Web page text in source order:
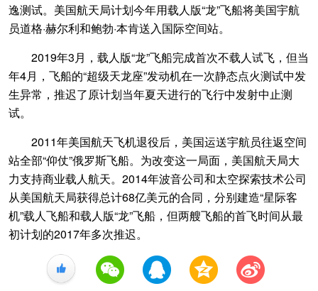
逸测试。美国航天局计划今年用载人版“龙”飞船将美国宇航
员道格·赫尔利和鲍勃·本肯送入国际空间站。
2019年3月，载人版“龙”飞船完成首次不载人试飞，但当
年4月，飞船的“超级天龙座”发动机在一次静态点火测试中发
生异常，推迟了原计划当年夏天进行的飞行中发射中止测
试。
2011年美国航天飞机退役后，美国运送宇航员往返空间
站全部“仰仗”俄罗斯飞船。为改变这一局面，美国航天局大
力支持商业载人航天。2014年波音公司和太空探索技术公司
从美国航天局获得总计68亿美元的合同，分别建造“星际客
机”载人飞船和载人版“龙”飞船，但两艘飞船的首飞时间从最
初计划的2017年多次推迟。
+1